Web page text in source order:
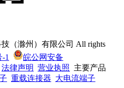
（滁州）有限公司 All rights
1
皖公网安备
法律声明 营业执照 主要产品
重载连接器 大电流端子